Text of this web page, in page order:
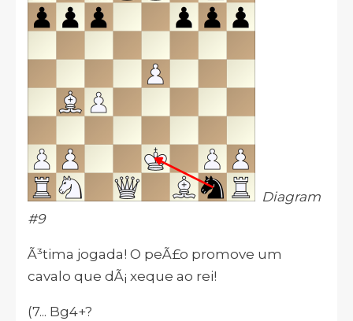
Diagram
#9
Ã³tima jogada! O peÃ£o promove um
cavalo que dÃ¡ xeque ao rei!
(7... Bg4+?